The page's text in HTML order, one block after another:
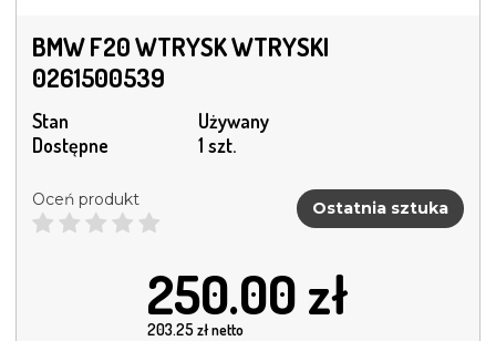
BMW F20 WTRYSK WTRYSKI
0261500539
Stan
Używany
Dostępne
1 szt.
Oceń produkt Ostatnia sztuka
250.00 zł
203.25zł netto